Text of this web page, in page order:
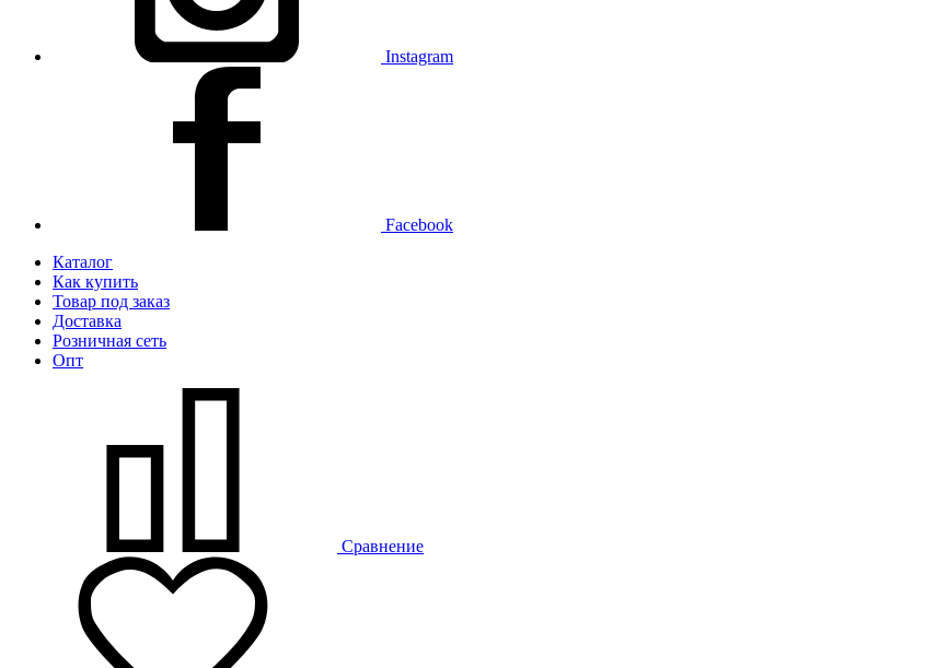
Instagram
Facebook
Каталог
Как купить
Товар под заказ
Доставка
Розничная сеть
Опт
Сравнение